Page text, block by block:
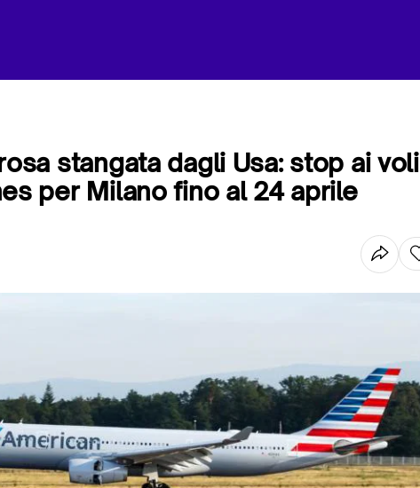
stangata dagli Usa: stop ai voli
per Milano fino al 24 aprile